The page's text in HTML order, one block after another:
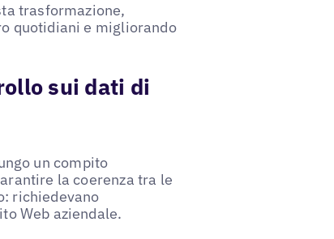
trasformazione,
quotidiani e migliorando
sui dati di
un compito
la coerenza tra le
richiedevano
Web aziendale.